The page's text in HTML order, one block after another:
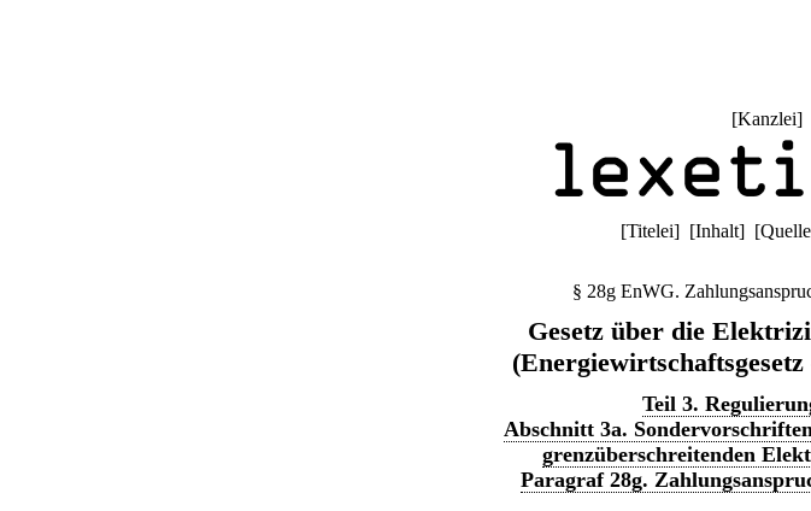
[Kanzlei]
[Titelei] [Inhalt] [
§ 28g EnWG.
Gesetz über die
Teil 3.
Abschnitt 3a.
grenzüberschreitenden
Paragraf 28g.